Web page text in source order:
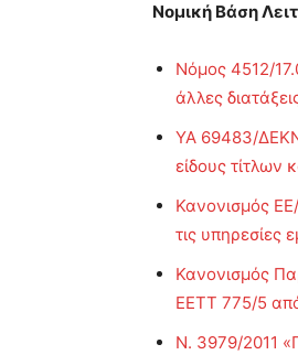
Νομική Βάση
Νόμος 4512/
άλλες
ΥΑ 69483/
είδους τίτλων
Κανονισμός
τις υπηρεσίες
Κανονισμός
ΕΕΤΤ 775/5
Ν. 3979/2011